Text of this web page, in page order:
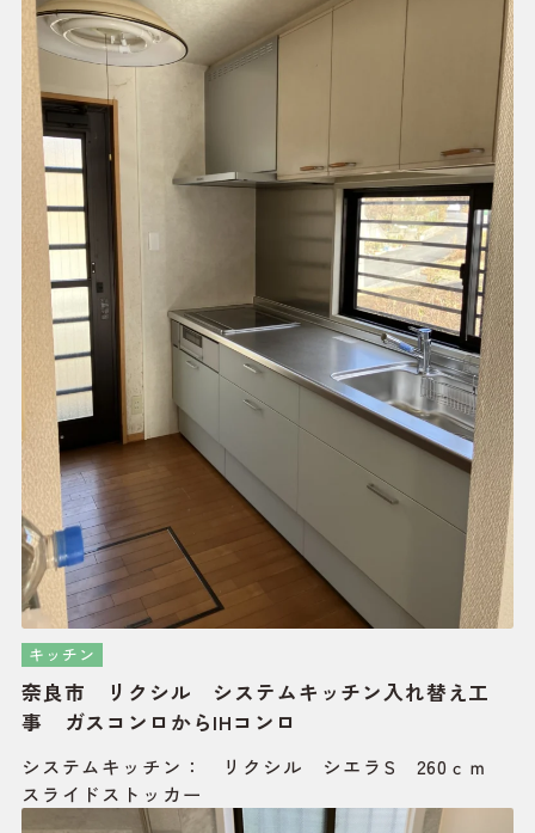
キッチン
奈良市 リクシル システムキッチン入れ替え工
事 ガスコンロからIHコンロ
システムキッチン： リクシル シエラS 260ｃｍ
スライドストッカー